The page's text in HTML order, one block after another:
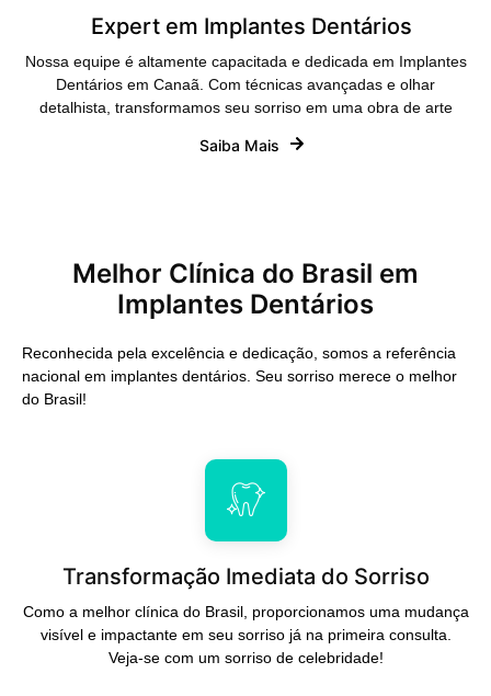
Expert em Implantes Dentários
Nossa equipe é altamente capacitada e dedicada em Implantes
Dentários em Canaã. Com técnicas avançadas e olhar
detalhista, transformamos seu sorriso em uma obra de arte
Saiba Mais
Melhor Clínica do Brasil em
Implantes Dentários
Reconhecida pela excelência e dedicação, somos a referência
nacional em implantes dentários. Seu sorriso merece o melhor
do Brasil!
Transformação Imediata do Sorriso
Como a melhor clínica do Brasil, proporcionamos uma mudança
visível e impactante em seu sorriso já na primeira consulta.
Veja-se com um sorriso de celebridade!